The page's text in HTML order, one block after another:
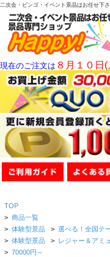
二次会・ビンゴ・イベント景品はお任せ下
現在のご注文は ８月１０日(
TOP
> 商品一覧
> 体験型景品 > 選べる！全国テ
> 体験型景品 > レジャー＆アミ
> 70000円～